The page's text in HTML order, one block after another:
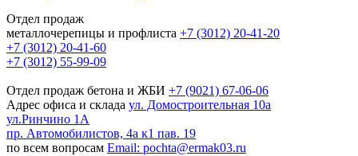
Отдел продаж
металлочерепицы и профлиста +7 (3012) 20-41-20
+7 (3012) 20-41-60
+7 (3012) 55-99-09
Отдел продаж бетона и ЖБИ +7 (9021) 67-06-06
Адрес офиса и склада ул. Домостроительная 10а
ул.Ринчино 1А
пр. Автомобилистов, 4а к1 пав. 19
по всем вопросам Email: pochta@ermak03.ru